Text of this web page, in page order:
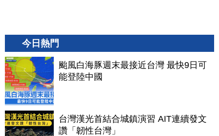
今日熱門
颱風白海豚週末最接近台灣 最快9日可
能登陸中國
台灣漢光首結合城鎮演習 AIT連續發文
讚「韌性台灣」